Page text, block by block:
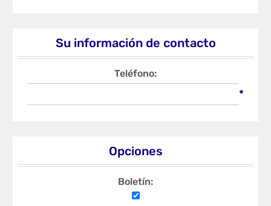
Su información de contacto
Teléfono:
*
Opciones
Boletín: